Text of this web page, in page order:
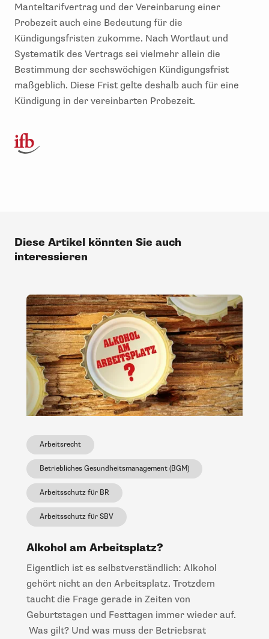
Manteltarifvertrag und der Vereinbarung einer
Probezeit auch eine Bedeutung für die
Kündigungsfristen zukomme. Nach Wortlaut und
Systematik des Vertrags sei vielmehr allein die
Bestimmung der sechswöchigen Kündigungsfrist
maßgeblich. Diese Frist gelte deshalb auch für eine
Kündigung in der vereinbarten Probezeit.
Diese Artikel könnten Sie auch
interessieren
Arbeitsrecht
Betriebliches Gesundheitsmanagement (BGM)
Arbeitsschutz für BR
Arbeitsschutz für SBV
Alkohol am Arbeitsplatz?
Eigentlich ist es selbstverständlich: Alkohol
gehört nicht an den Arbeitsplatz. Trotzdem
taucht die Frage gerade in Zeiten von
Geburtstagen und Festtagen immer wieder auf.
Was gilt? Und was muss der Betriebsrat